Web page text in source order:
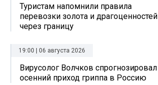
Туристам напомнили правила
перевозки золота и драгоценностей
через границу
19:00 | 06 августа 2026
Вирусолог Волчков спрогнозировал
осенний приход гриппа в Россию